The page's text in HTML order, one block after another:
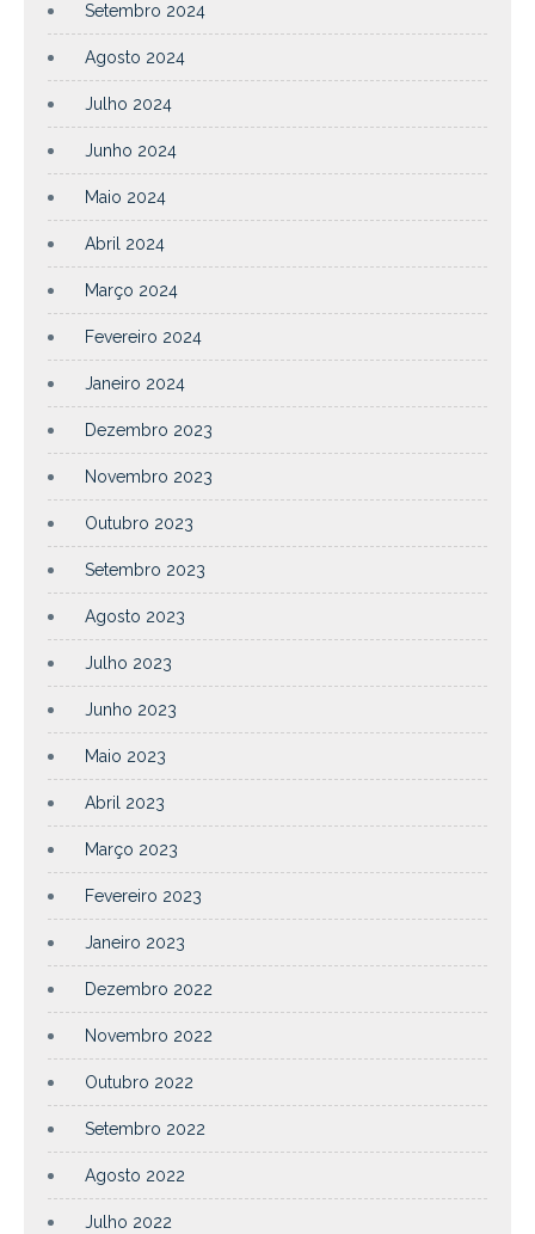
Setembro 2024
Agosto 2024
Julho 2024
Junho 2024
Maio 2024
Abril 2024
Março 2024
Fevereiro 2024
Janeiro 2024
Dezembro 2023
Novembro 2023
Outubro 2023
Setembro 2023
Agosto 2023
Julho 2023
Junho 2023
Maio 2023
Abril 2023
Março 2023
Fevereiro 2023
Janeiro 2023
Dezembro 2022
Novembro 2022
Outubro 2022
Setembro 2022
Agosto 2022
Julho 2022